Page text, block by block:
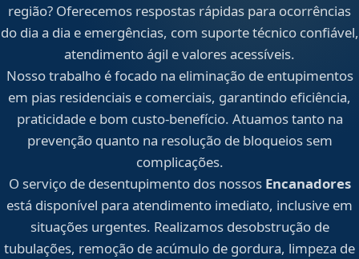
região? Oferecemos respostas rápidas para ocorrências
do dia a dia e emergências, com suporte técnico confiável,
atendimento ágil e valores acessíveis.
Nosso trabalho é focado na eliminação de entupimentos
em pias residenciais e comerciais, garantindo eficiência,
praticidade e bom custo-benefício. Atuamos tanto na
prevenção quanto na resolução de bloqueios sem
complicações.
O serviço de desentupimento dos nossos Encanadores
está disponível para atendimento imediato, inclusive em
situações urgentes. Realizamos desobstrução de
tubulações, remoção de acúmulo de gordura, limpeza de